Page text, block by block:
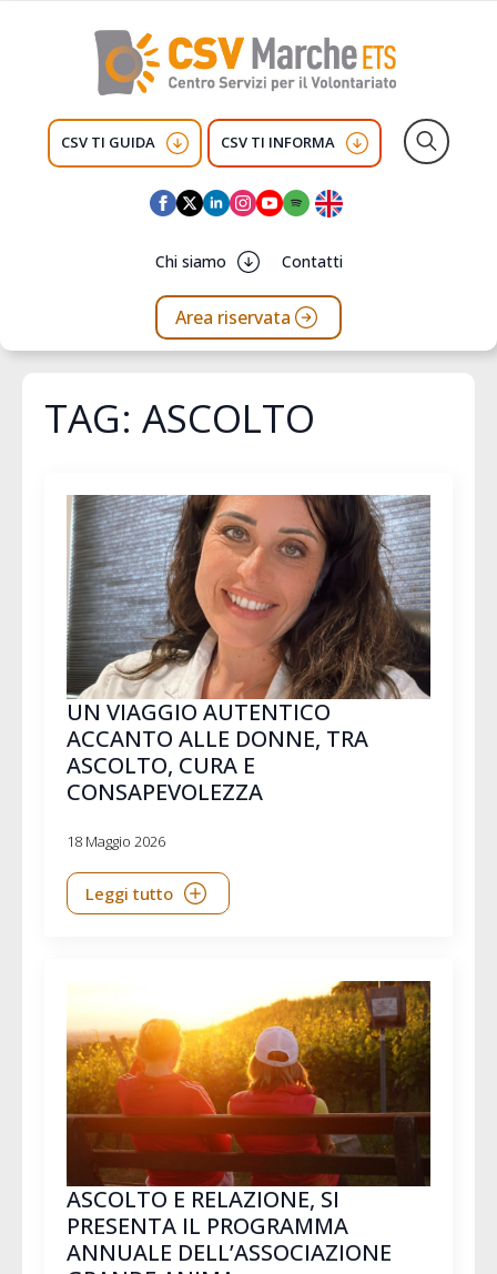
CSV TI GUIDA CSV TI INFORMA
Chi siamo Contatti
Area riservata
TAG: ASCOLTO
UN VIAGGIO AUTENTICO
ACCANTO ALLE DONNE, TRA
ASCOLTO, CURA E
CONSAPEVOLEZZA
18 Maggio 2026
Leggi tutto
ASCOLTO E RELAZIONE, SI
PRESENTA IL PROGRAMMA
ANNUALE DELL’ASSOCIAZIONE